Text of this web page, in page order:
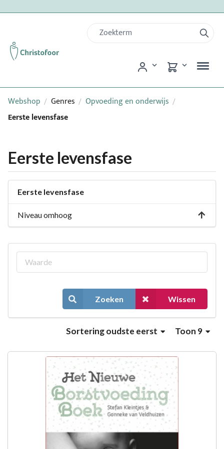
Webshop / Genres / Opvoeding en onderwijs /
Eerste levensfase
Eerste levensfase
Eerste levensfase
Niveau omhoog
Zoeken Wissen
Toon 9
Sorteringoudste eerst